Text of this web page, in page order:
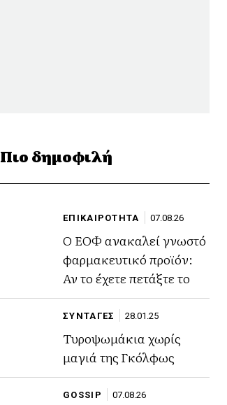
Πιο δημοφιλή
ΕΠΙΚΑΙΡΟΤΗΤΑ 07.08.26
Ο ΕΟΦ ανακαλεί γνωστό
φαρμακευτικό προϊόν:
Αν το έχετε πετάξτε το
ΣΥΝΤΑΓΕΣ 28.01.25
Τυροψωμάκια χωρίς
μαγιά της Γκόλφως
GOSSIP 07.08.26